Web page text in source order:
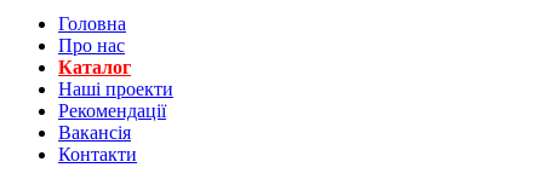
Головна
Про нас
Каталог
Нашi проекти
Рекомендації
Вакансiя
Контакти